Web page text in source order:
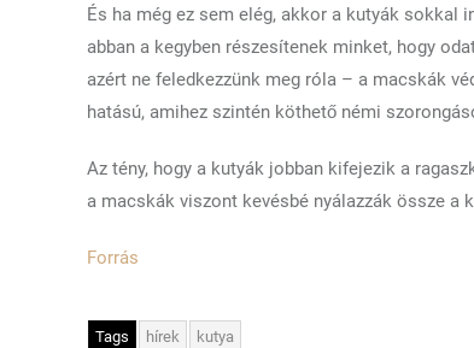
És ha még ez sem elég, akkor a kutyák sokkal
abban a kegyben részesítenek minket, hogy
azért ne feledkezzünk meg róla – a macskák
hatású, amihez szintén köthető némi
Az tény, hogy a kutyák jobban kifejezik a
a macskák viszont kevésbé nyálazzák össze a
Forrás
Tags hírek kutya